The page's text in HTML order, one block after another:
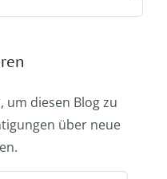
um diesen Blog zu
über neue